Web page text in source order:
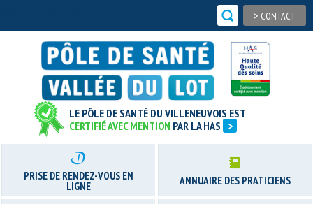
> CONTACT
LE PÔLE DE SANTÉ DU VILLENEUVOIS EST
CERTIFIÉ AVEC MENTION PAR LA HAS >
PRISE DE RENDEZ-VOUS EN
LIGNE ANNUAIRE DES PRATICIENS